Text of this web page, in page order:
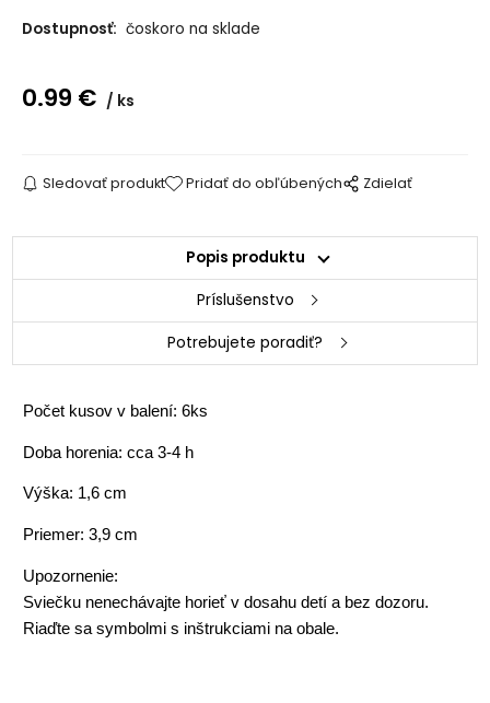
Dostupnosť: čoskoro na sklade
0.99 € ks
Sledovať produkt Pridať do obľúbených Zdielať
Popis produktu
Príslušenstvo
Potrebujete poradiť?
Počet kusov v balení: 6ks
Doba horenia: cca 3-4 h
Výška: 1,6 cm
Priemer: 3,9 cm
Upozornenie:
Sviečku nenechávajte horieť v dosahu detí a bez dozoru.
Riaďte sa symbolmi s inštrukciami na obale.